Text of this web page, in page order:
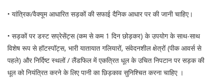
• यांत्रिक/वैक्यूम आधारित सड़कों की सफाई दैनिक आधार पर की जानी चाहिए।
• सड़कों पर डस्ट सप्रेसेंट्स (कम से कम 1 दिन छोड़कर) के उपयोग के साथ-साथ
विशेष रूप से हॉटस्पॉट्स, भारी यातायात गलियारों, संवेदनशील क्षेत्रों (पीक आवर्स से
पहले) और निर्दिष्ट स्थलों / लैंडफिल में एकत्रित धूल के उचित निपटान पर सड़क की
धूल को नियंत्रित करने के लिए पानी का छिड़काव सुनिश्चित करना चाहिए ।